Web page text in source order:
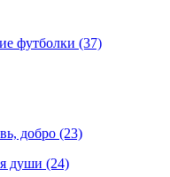
футболки (37)
добро (23)
души (24)